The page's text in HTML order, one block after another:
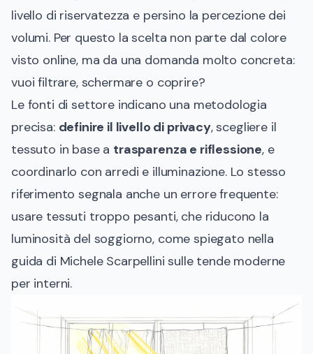
livello di riservatezza e persino la percezione dei
volumi. Per questo la scelta non parte dal colore
visto online, ma da una domanda molto concreta:
vuoi filtrare, schermare o coprire?
Le fonti di settore indicano una metodologia
precisa: definire il livello di privacy, scegliere il
tessuto in base a trasparenza e riflessione, e
coordinarlo con arredi e illuminazione. Lo stesso
riferimento segnala anche un errore frequente:
usare tessuti troppo pesanti, che riducono la
luminosità del soggiorno, come spiegato nella
guida di Michele Scarpellini sulle tende moderne
per interni.